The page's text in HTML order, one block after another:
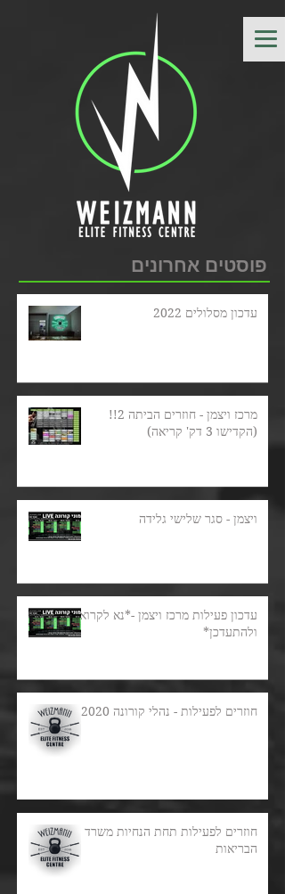
פוסטים אחרונים
עדכון מסלולים 2022
מרכז ויצמן - חוזרים הביתה 2!!
(הקדישו 3 דק' קריאה)
ויצמן - סגר שלישי גלידה
עדכון פעילות מרכז ויצמן -*נא לקרוא
ולהתעדכן*
חוזרים לפעילות - נהלי קורונה 2020
חוזרים לפעילות תחת הנחיות משרד
הבריאות